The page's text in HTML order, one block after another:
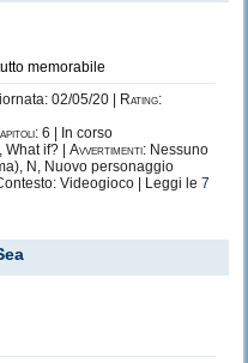
memorabile
02/05/20 |
Rating:
6 | In corso
What if? | Avvertimenti: Nessuno
N, Nuovo personaggio
Videogioco | Leggi le 7